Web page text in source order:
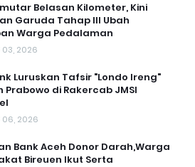
Belasan Kilometer, Kini
Garuda Tahap III Ubah
Warga Pedalaman
2026
Luruskan Tafsir "Londo Ireng"
Prabowo di Rakercab JMSI
2026
Bank Aceh Donor Darah,Warga
Bireuen Ikut Serta